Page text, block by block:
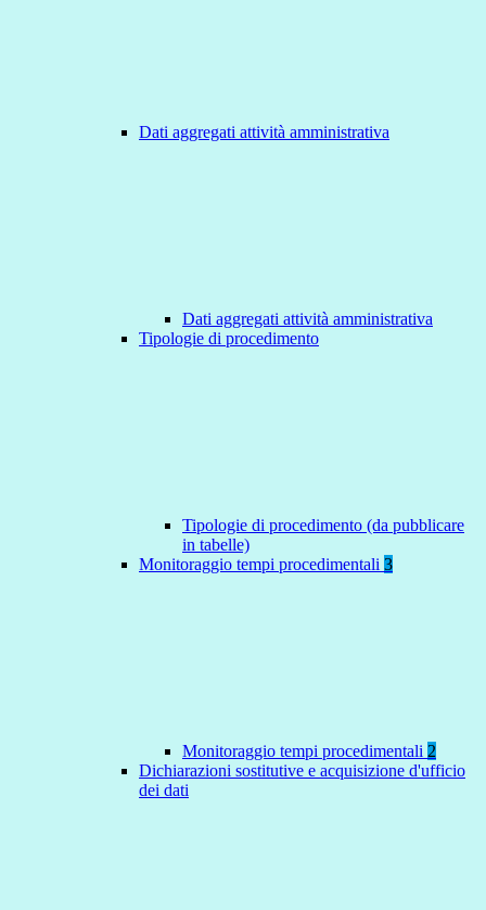
Dati aggregati attività amministrativa
Dati aggregati attività amministrativa
Tipologie di procedimento
Tipologie di procedimento (da pubblicare
in tabelle)
Monitoraggio tempi procedimentali 3
Monitoraggio tempi procedimentali 2
Dichiarazioni sostitutive e acquisizione d'ufficio
dei dati